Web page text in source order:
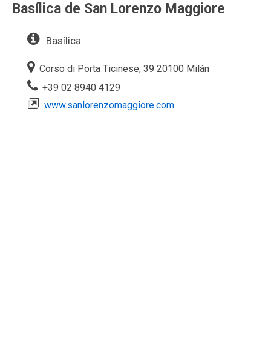
Basílica de San Lorenzo Maggiore
Basílica
Corso di Porta Ticinese, 39 20100 Milán
+39 02 8940 4129
www.sanlorenzomaggiore.com